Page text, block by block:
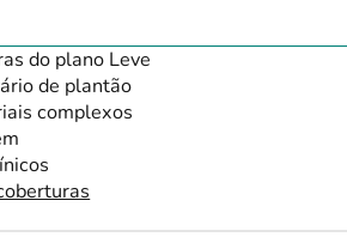
do plano Leve
de plantão
complexos